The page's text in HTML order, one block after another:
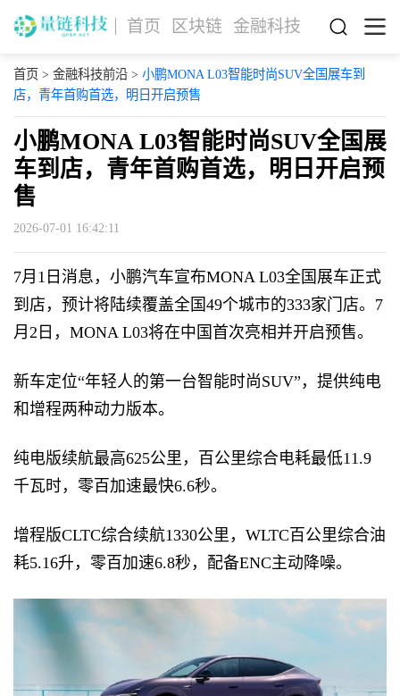
首页 区块链 金融科技
首页 > 金融科技前沿> 小鹏MONA L03智能时尚SUV全国展车到
店，青年首购首选，明日开启预售
小鹏MONA L03智能时尚SUV全国展
车到店，青年首购首选，明日开启预
售
2026-07-01 16:42:11
7月1日消息，小鹏汽车宣布MONA L03全国展车正式
到店，预计将陆续覆盖全国49个城市的333家门店。7
月2日，MONA L03将在中国首次亮相并开启预售。
新车定位“年轻人的第一台智能时尚SUV”，提供纯电
和增程两种动力版本。
纯电版续航最高625公里，百公里综合电耗最低11.9
千瓦时，零百加速最快6.6秒。
增程版CLTC综合续航1330公里，WLTC百公里综合油
耗5.16升，零百加速6.8秒，配备ENC主动降噪。